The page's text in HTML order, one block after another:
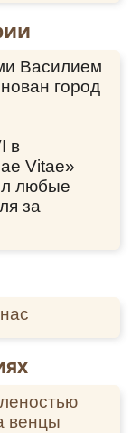
Василием
город
в
Vitae»
любые
за
венцы